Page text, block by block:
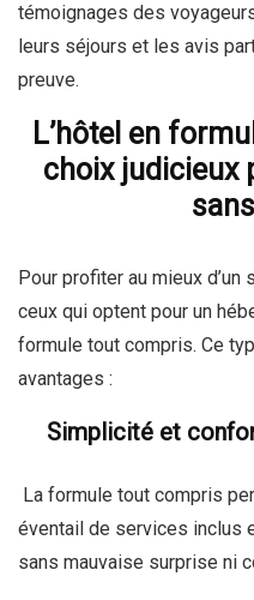
témoignages des
leurs séjours et les avis
preuve.
L’hôtel en
choix judicieux
Pour profiter au mieux d’un
ceux qui optent pour un
formule tout compris. Ce
avantages :
Simplicité et
La formule tout compris
éventail de services inclus
sans mauvaise surprise ni